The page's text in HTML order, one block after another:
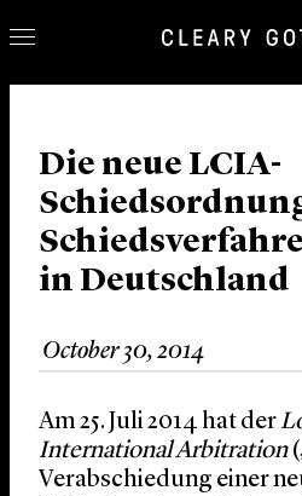
Our Practice
Innovation
Careers
News & Insights
About Us
Locations
Die neue LCIA-
in Deutschland
October 30, 2014
Am 25. Juli 2014 hat der
International Arbitration
Verabschiedung einer